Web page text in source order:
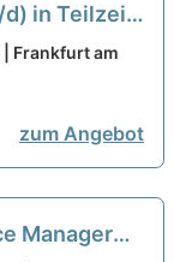
in Teilzeit
– Werden
Frankfurt am
zum Angebot
Manager